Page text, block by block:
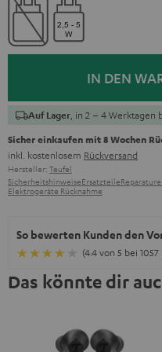
IN DEN
Auf Lager , in 2 – 4 Werktagen
Sicher einkaufen mit 8 Wochen
inkl. kostenlosem Rückversand
Hersteller: Teufel
SicherheitshinweiseErsatzteile
Elektrogeräte Rücknahme
So bewerten Kunden den
(4.4 von 5 bei
Das könnte dir